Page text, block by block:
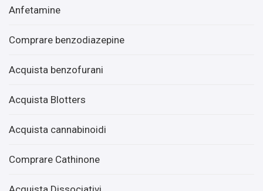
Anfetamine
Comprare benzodiazepine
Acquista benzofurani
Acquista Blotters
Acquista cannabinoidi
Comprare Cathinone